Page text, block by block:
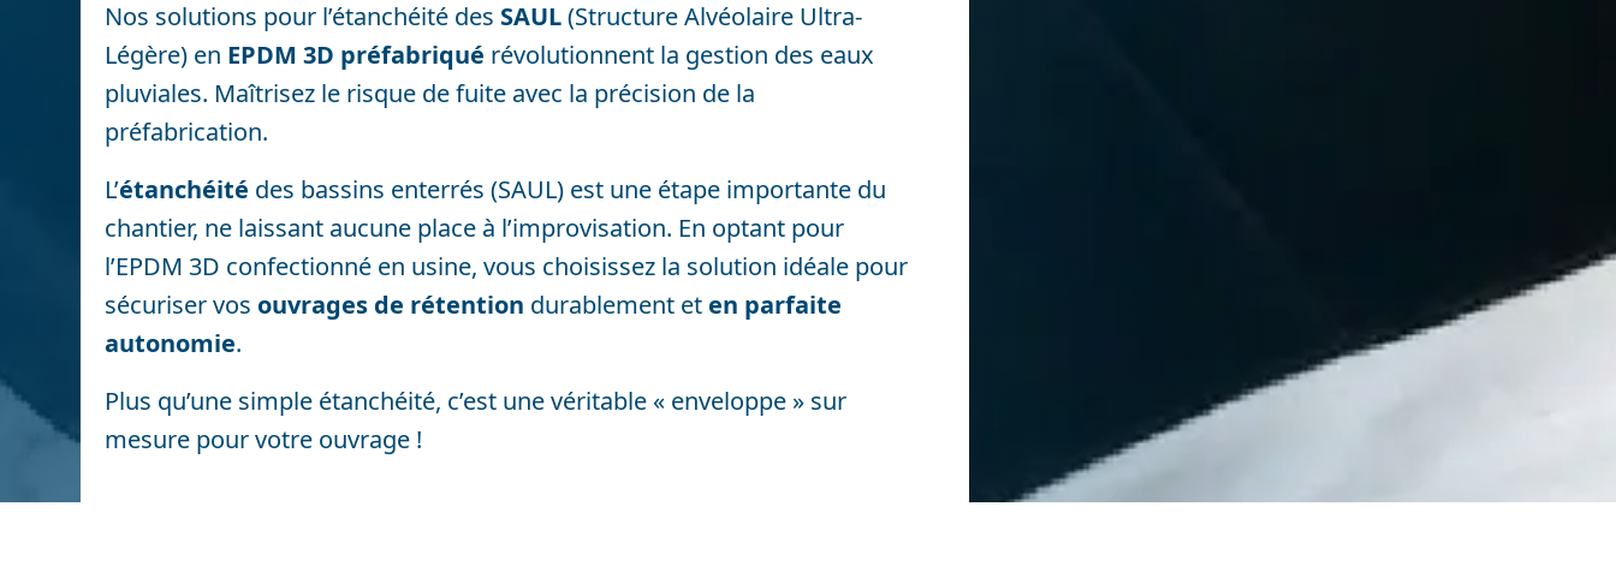
Nos solutions pour l’étanchéité des SAUL(Structure Alvéolaire Ultra-
Légère) en EPDM 3D préfabriqué révolutionnent la gestion des eaux
pluviales. Maîtrisez le risque de fuite avec la précision de la
préfabrication.
L’étanchéité des bassins enterrés (SAUL) est une étape importante du
chantier, ne laissant aucune place à l’improvisation. En optant pour
l’EPDM 3D confectionné en usine, vous choisissez la solution idéale pour
sécuriser vos ouvrages de rétention durablement et en parfaite
autonomie.
Plus qu’une simple étanchéité, c’est une véritable « enveloppe » sur
mesure pour votre ouvrage !